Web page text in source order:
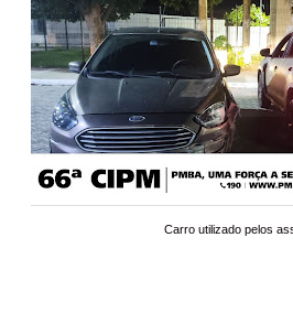
Carro utilizado pelos